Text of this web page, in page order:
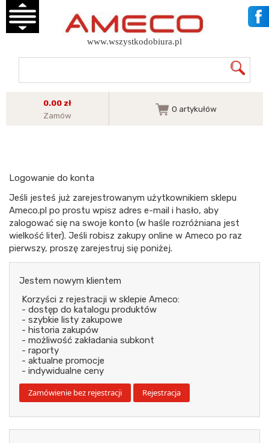
www.wszystkodobiura.pl
0.00 zł
Zamów
0 artykułów
Logowanie do konta
Jeśli jesteś już zarejestrowanym użytkownikiem sklepu
Ameco.pl po prostu wpisz adres e-mail i hasło, aby
zalogować się na swoje konto (w haśle rozróżniana jest
wielkość liter). Jeśli robisz zakupy online w Ameco po raz
pierwszy, proszę zarejestruj się poniżej.
Jestem nowym klientem
Korzyści z rejestracji w sklepie Ameco:
- dostęp do katalogu produktów
- szybkie listy zakupowe
- historia zakupów
- możliwość zakładania subkont
- raporty
- aktualne promocje
- indywidualne ceny